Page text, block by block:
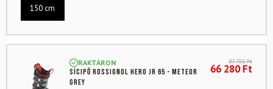
150 cm
RAKTÁRON
Sícipő ROSSIGNOL Hero JR 65 - Meteor
Grey
87 750Ft
66 280Ft